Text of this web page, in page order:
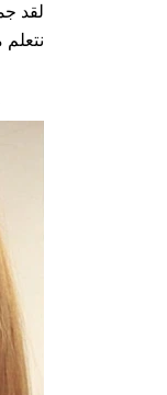
لقد
نتعلم